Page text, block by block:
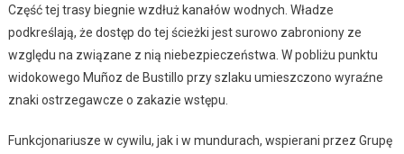
Część tej trasy biegnie wzdłuż kanałów wodnych. Władze
podkreślają, że dostęp do tej ścieżki jest surowo zabroniony ze
względu na związane z nią niebezpieczeństwa. W pobliżu punktu
widokowego Muñoz de Bustillo przy szlaku umieszczono wyraźne
znaki ostrzegawcze o zakazie wstępu.
Funkcjonariusze w cywilu, jak i w mundurach, wspierani przez Grupę